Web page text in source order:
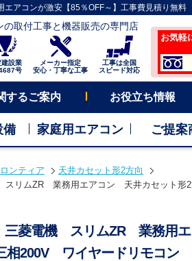
エアコンが激安【85％OFF～】工事費見積り無料
の取付工事と機器販売の専門店
建設業
号
メーカー指定
安心・丁寧な工事
工事は全国
スピード対応
お気軽
するご案内 お役立ち情報
備 家庭用エアコン ご提案
ンティア
天井カセット形2方向
リムZR 業務用エアコン 天井カセット形2
三菱電機 スリムZR 業務用
200V ワイヤードリモコン